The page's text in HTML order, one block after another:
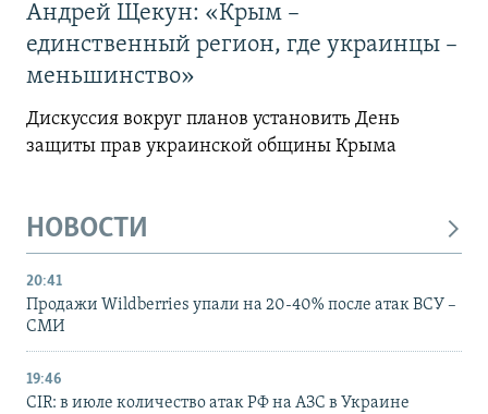
Андрей Щекун: «Крым –
единственный регион, где украинцы –
меньшинство»
Дискуссия вокруг планов установить День
защиты прав украинской общины Крыма
НОВОСТИ
20:41
Продажи Wildberries упали на 20-40% после атак ВСУ –
СМИ
19:46
CIR: в июле количество атак РФ на АЗС в Украине